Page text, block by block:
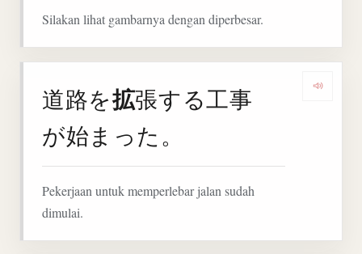
Silakan lihat gambarnya dengan diperbesar.
道路を拡張する工事
が始まった。
Pekerjaan untuk memperlebar jalan sudah
dimulai.